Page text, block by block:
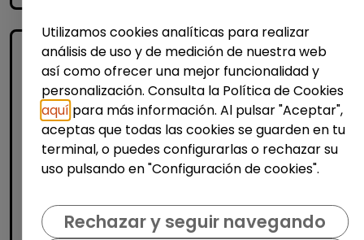
Limpieza y mantenimiento
Personal de limpieza (pinoso,
alicante)
Utilizamos cookies analíticas para realizar
análisis de uso y de medición de nuestra web
así como ofrecer una mejor funcionalidad y
personalización. Consulta la Política de Cookies
aquí para más información. Al pulsar "Aceptar",
aceptas que todas las cookies se guarden en tu
terminal, o puedes configurarlas o rechazar su
uso pulsando en "Configuración de cookies".
Rechazar y seguir navegando